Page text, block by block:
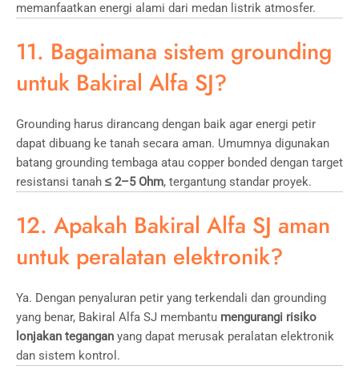
memanfaatkan energi alami dari medan listrik atmosfer.
11. Bagaimana sistem grounding
untuk Bakiral Alfa SJ?
Grounding harus dirancang dengan baik agar energi petir
dapat dibuang ke tanah secara aman. Umumnya digunakan
batang grounding tembaga atau copper bonded dengan target
resistansi tanah ≤ 2–5 Ohm, tergantung standar proyek.
12. Apakah Bakiral Alfa SJ aman
untuk peralatan elektronik?
Ya. Dengan penyaluran petir yang terkendali dan grounding
yang benar, Bakiral Alfa SJ membantu mengurangi risiko
lonjakan tegangan yang dapat merusak peralatan elektronik
dan sistem kontrol.